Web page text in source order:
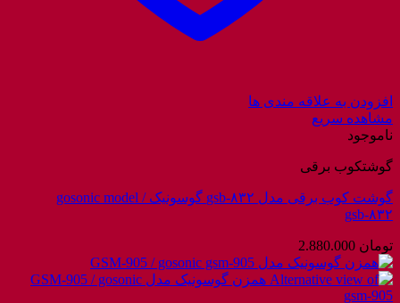
افزودن به علاقه مندی ها
مشاهده سریع
ناموجود
گوشتکوب برقی
گوشت کوب برقی مدل gsb-۸۳۲ گوسونیک / gosonic model
gsb-۸۳۲
تومان